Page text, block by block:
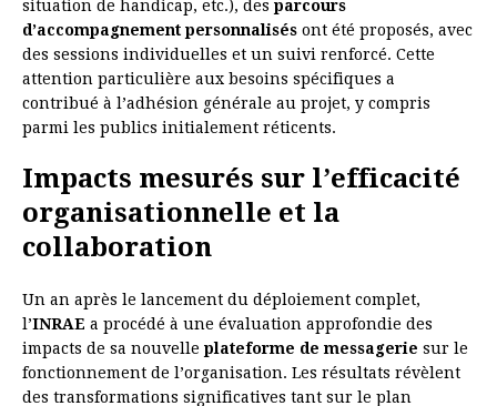
situation de handicap, etc.), des parcours
d’accompagnement personnalisés ont été proposés, avec
des sessions individuelles et un suivi renforcé. Cette
attention particulière aux besoins spécifiques a
contribué à l’adhésion générale au projet, y compris
parmi les publics initialement réticents.
Impacts mesurés sur l’efficacité
organisationnelle et la
collaboration
Un an après le lancement du déploiement complet,
l’INRAE a procédé à une évaluation approfondie des
impacts de sa nouvelle plateforme de messagerie sur le
fonctionnement de l’organisation. Les résultats révèlent
des transformations significatives tant sur le plan